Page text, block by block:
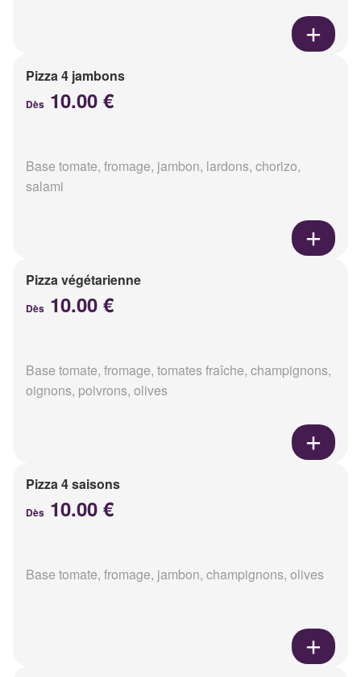
Pizza 4 jambons
Dès 10.00 €
Base tomate, fromage, jambon, lardons, chorizo,
salami
Pizza végétarienne
Dès 10.00 €
Base tomate, fromage, tomates fraîche, champignons,
oignons, poivrons, olives
Pizza 4 saisons
Dès 10.00 €
Base tomate, fromage, jambon, champignons, olives